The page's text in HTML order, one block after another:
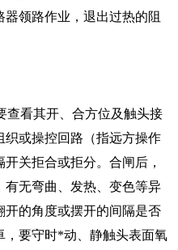
领路作业，退出过热的阻
看其开、合方位及触头接
或操控回路（指远方操作
关拒合或拒分。合闸后，
有无弯曲、发热、变色等异
的角度或摆开的间隔是否
，要守时*动、静触头表面氧